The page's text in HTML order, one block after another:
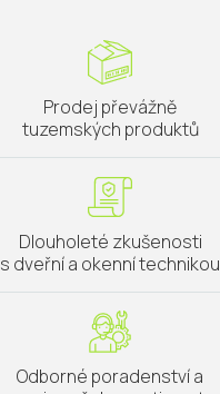
Prodej převážně
tuzemských produktů
Dlouholeté zkušenosti
s dveřní a okenní technikou
Odborné poradenství a